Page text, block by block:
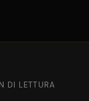
DI LETTURA